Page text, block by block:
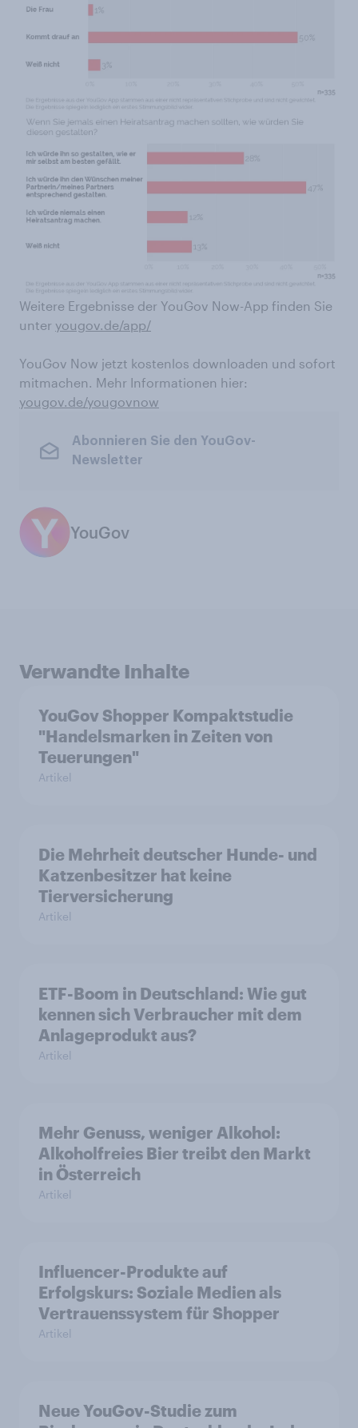
Weitere Ergebnisse der YouGov Now-App finden Sie
unter yougov.de/app/
YouGov Now jetzt kostenlos downloaden und sofort
mitmachen. Mehr Informationen hier:
yougov.de/yougovnow
Abonnieren Sie den YouGov-
Newsletter
YouGov
Verwandte Inhalte
YouGov Shopper Kompaktstudie
"Handelsmarken in Zeiten von
Teuerungen"
Artikel
Die Mehrheit deutscher Hunde- und
Katzenbesitzer hat keine
Tierversicherung
Artikel
ETF-Boom in Deutschland: Wie gut
kennen sich Verbraucher mit dem
Anlageprodukt aus?
Artikel
Mehr Genuss, weniger Alkohol:
Alkoholfreies Bier treibt den Markt
in Österreich
Artikel
Influencer-Produkte auf
Erfolgskurs: Soziale Medien als
Vertrauenssystem für Shopper
Artikel
Neue YouGov-Studie zum